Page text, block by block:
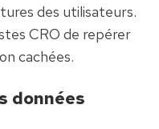
des utilisateurs.
CRO de repérer
cachées.
données